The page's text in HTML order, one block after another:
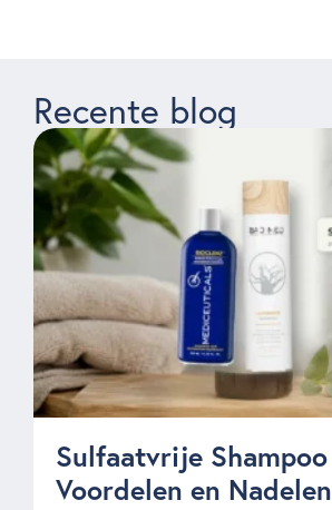
Recente blog
Sulfaatvrije Shampoo
Voordelen en Nadelen